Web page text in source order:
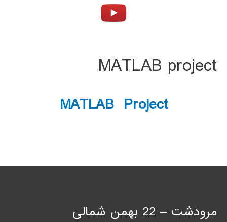
MATLAB project
MATLAB Project
مرودشت – 22 بهمن شمالی